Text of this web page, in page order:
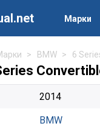
Марки
BMW 6
2014
BMW